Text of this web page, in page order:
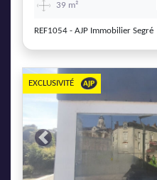
39 m²
REF1054 - AJP Immobilier Segré
Previous
EXCLUSIVITÉ